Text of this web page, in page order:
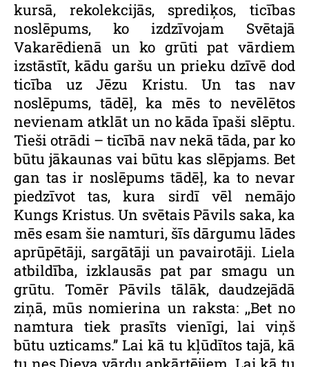
kursā, rekolekcijās, sprediķos, ticības
noslēpums, ko izdzīvojam Svētajā
Vakarēdienā un ko grūti pat vārdiem
izstāstīt, kādu garšu un prieku dzīvē dod
ticība uz Jēzu Kristu. Un tas nav
noslēpums, tādēļ, ka mēs to nevēlētos
nevienam atklāt un no kāda īpaši slēptu.
Tieši otrādi – ticībā nav nekā tāda, par ko
būtu jākaunas vai būtu kas slēpjams. Bet
gan tas ir noslēpums tādēļ, ka to nevar
piedzīvot tas, kura sirdī vēl nemājo
Kungs Kristus. Un svētais Pāvils saka, ka
mēs esam šie namturi, šīs dārgumu lādes
aprūpētāji, sargātāji un pavairotāji. Liela
atbildība, izklausās pat par smagu un
grūtu. Tomēr Pāvils tālāk, daudzejādā
ziņā, mūs nomierina un raksta: ,,Bet no
namtura tiek prasīts vienīgi, lai viņš
būtu uzticams.’’ Lai kā tu kļūdītos tajā, kā